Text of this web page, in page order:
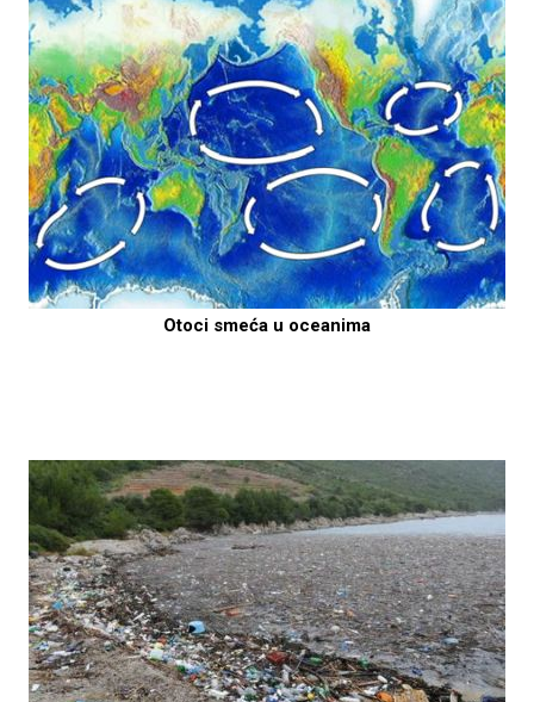
Otoci smeća u oceanima